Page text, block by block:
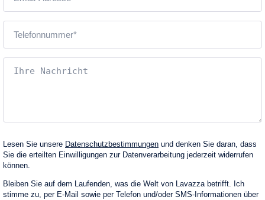
Lesen Sie unsere Datenschutzbestimmungen und denken Sie daran, dass
Sie die erteilten Einwilligungen zur Datenverarbeitung jederzeit widerrufen
können.
Bleiben Sie auf dem Laufenden, was die Welt von Lavazza betrifft. Ich
stimme zu, per E‑Mail sowie per Telefon und/oder SMS-Informationen über